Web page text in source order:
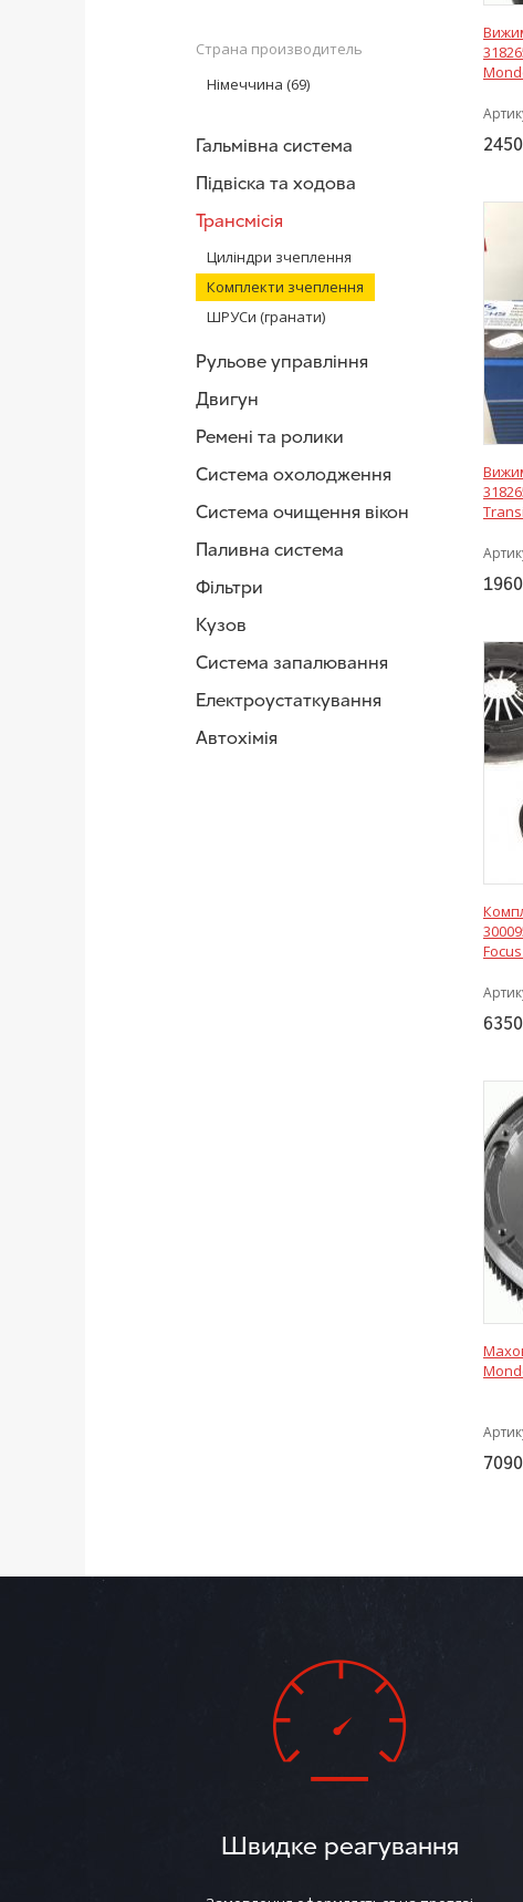
Триал-Спорт(2)
Страна производитель
Німеччина (69)
Гальмівна система
Підвіска та ходова
Трансмісія
Циліндри зчеплення
Комплекти зчеплення
ШРУСи (гранати)
Рульове управління
Двигун
Ремені та ролики
Система охолодження
Система очищення вікон
Паливна система
Фільтри
Кузов
Система запалювання
Електроустаткування
Автохімія
2450
1960
6350
7090
Швидке реагування